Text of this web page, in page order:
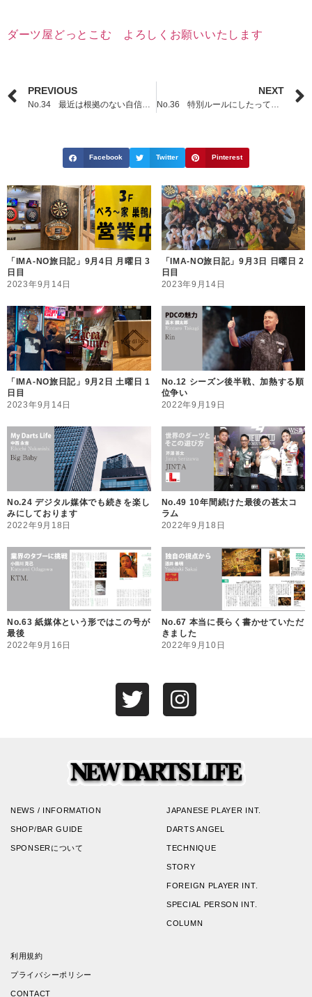
ダーツ屋どっとこむ よろしくお願いいたします
PREVIOUS NEXT
Facebook Twitter Pinterest
「IMA-NO旅日記」9月4日 月曜日 3
日目
2023年9月14日
「IMA-NO旅日記」9月3日 日曜日 2
日目
2023年9月14日
「IMA-NO旅日記」9月2日 土曜日 1
日目
2023年9月14日
No.12 シーズン後半戦、加熱する順
位争い
2022年9月19日
No.24 デジタル媒体でも続きを楽し
みにしております
2022年9月18日
No.49 10年間続けた最後の甚太コ
ラム
2022年9月18日
No.63 紙媒体という形ではこの号が
最後
2022年9月16日
No.67 本当に長らく書かせていただ
きました
2022年9月10日
NEWS / INFORMATION
SHOP/BAR GUIDE
SPONSERについて
JAPANESE PLAYER INT.
DARTS ANGEL
TECHNIQUE
STORY
FOREIGN PLAYER INT.
SPECIAL PERSON INT.
COLUMN
利用規約
プライバシーポリシー
CONTACT